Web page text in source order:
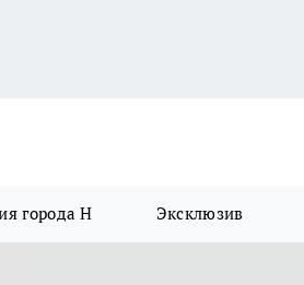
города Н Эксклюзив